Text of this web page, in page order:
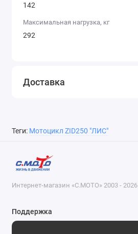
142
Максимальная нагрузка, кг
292
Доставка
Теги: Мотоцикл ZID250 "ЛИС"
Интернет-магазин «С.МОТО» 2003 - 2026
Поддержка
8-800-55-00-327